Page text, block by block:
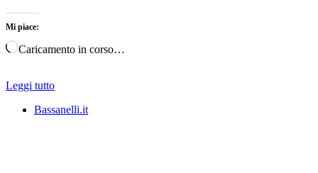
Mi piace:
Caricamento in corso…
Leggi tutto
Bassanelli.it